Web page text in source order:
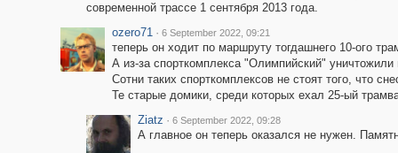
современной трассе 1 сентября 2013 года.
ozero71 · 6 September 2022, 09:21
теперь он ходит по маршруту тогдашнего 10-ого
А из-за спорткомплекса "Олимпийский"
Сотни таких спорткомплексов не стоят того, что
Те старые домики, среди которых ехал 25-ый
Ziatz · 6 September 2022, 09:28
А главное он теперь оказался не нужен.